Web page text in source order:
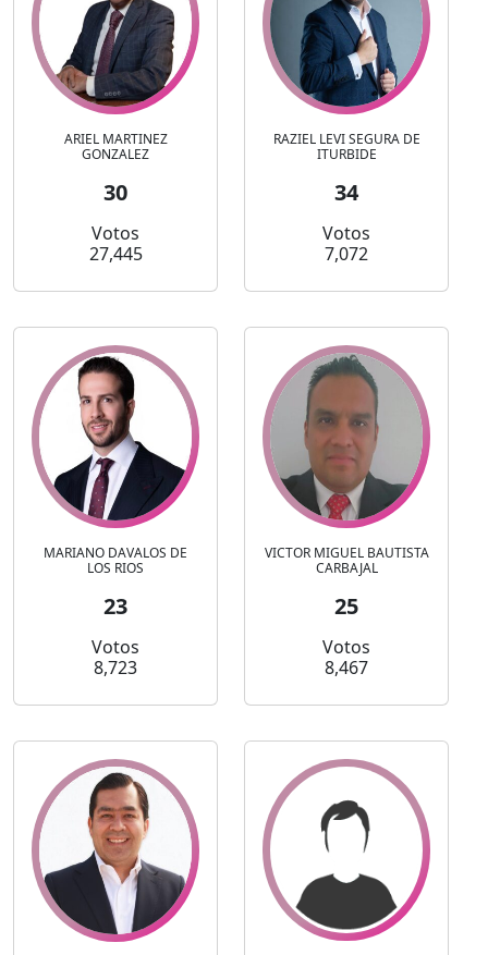
ARIEL MARTINEZ
GONZALEZ
30
Votos
27,445
RAZIEL LEVI SEGURA DE
ITURBIDE
34
Votos
7,072
MARIANO DAVALOS DE
LOS RIOS
23
Votos
8,723
VICTOR MIGUEL BAUTISTA
CARBAJAL
25
Votos
8,467